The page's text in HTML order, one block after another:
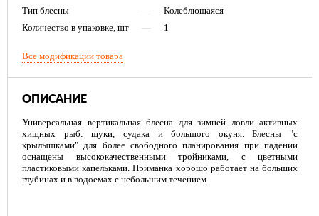
Тип блесны
—
Колеблющаяся
Количество в упаковке, шт
— 1
Все модификации товара
ОПИСАНИЕ
Универсальная вертикальная блесна для зимней ловли активных
хищных рыб: щуки, судака и большого окуня. Блесны "с
крылышками" для более свободного планирования при падении
оснащены высококачественными тройниками, с цветными
пластиковыми капельками. Приманка хорошо работает на больших
глубинах и в водоемах с небольшим течением.